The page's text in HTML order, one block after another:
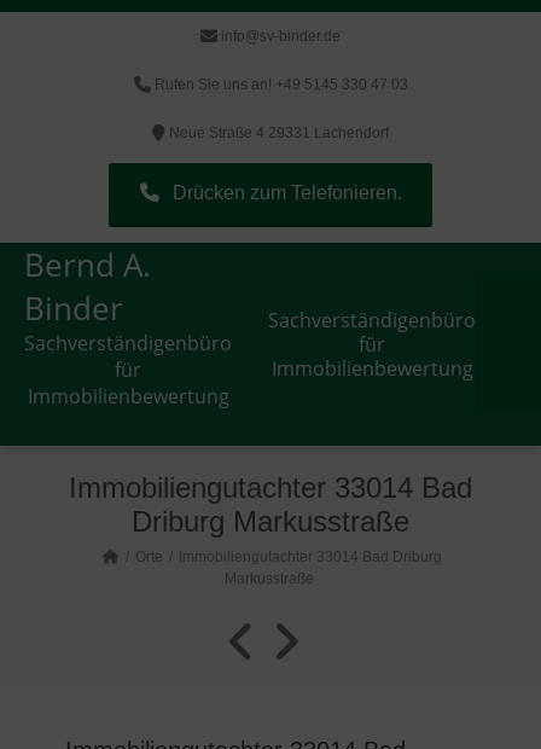
info@sv-binder.de
Rufen Sie uns an! +49 5145 330 47 03
Neue Straße 4 29331 Lachendorf
Drücken zum Telefonieren.
Bernd A.
Binder
Sachverständigenbüro
für
Immobilienbewertung
Sachverständigenbüro
für
Immobilienbewertung
Immobiliengutachter 33014 Bad
Driburg Markusstraße
Orte
Immobiliengutachter 33014 Bad Driburg
Markusstraße